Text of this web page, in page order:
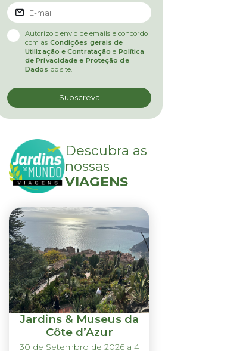
Autorizo o envio de emails e concordo
com as Condições gerais de
Utilização e Contratação e Política
de Privacidade e Proteção de
Dados do site.
Descubra as
nossas
VIAGENS
Jardins & Museus da
Côte d’Azur
30 de Setembro de 2026 a 4